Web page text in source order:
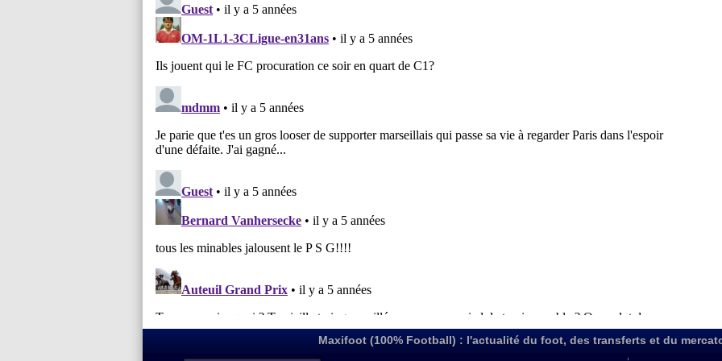
Maxifoot (100% Football) : l'actualité du foot, des transferts et du